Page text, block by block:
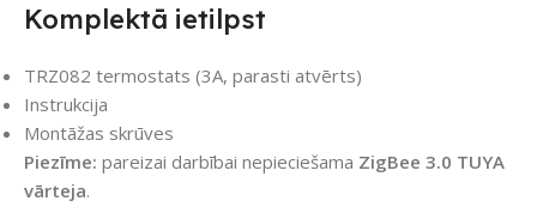
Komplektā ietilpst
TRZ082 termostats (3A, parasti atvērts)
Instrukcija
Montāžas skrūves
Piezīme: pareizai darbībai nepieciešama ZigBee 3.0 TUYA
vārteja.